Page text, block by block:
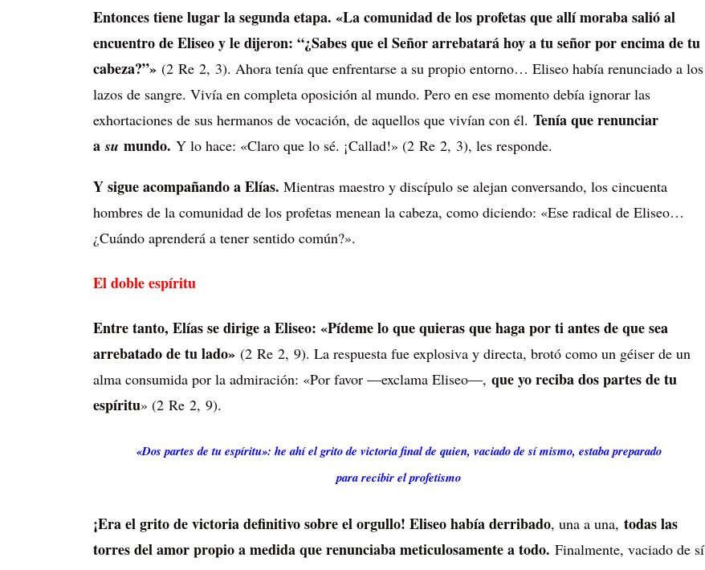
Entonces tiene lugar la segunda etapa. «La comunidad de los profetas que allí moraba salió al
encuentro de Eliseo y le dijeron: “¿Sabes que el Señor arrebatará hoy a tu señor por encima de tu
cabeza?”»(2 Re 2, 3). Ahora tenía que enfrentarse a su propio entorno… Eliseo había renunciado a los
lazos de sangre. Vivía en completa oposición al mundo. Pero en ese momento debía ignorar las
exhortaciones de sus hermanos de vocación, de aquellos que vivían con él. Tenía que renunciar
asu mundo. Y lo hace: «Claro que lo sé. ¡Callad!» (2 Re 2, 3), les responde.
Y sigue acompañando a Elías. Mientras maestro y discípulo se alejan conversando, los cincuenta
hombres de la comunidad de los profetas menean la cabeza, como diciendo: «Ese radical de Eliseo…
¿Cuándo aprenderá a tener sentido común?».
El doble espíritu
Entre tanto, Elías se dirige a Eliseo: «Pídeme lo que quieras que haga por ti antes de que sea
arrebatado de tu lado»(2 Re 2, 9). La respuesta fue explosiva y directa, brotó como un géiser de un
alma consumida por la admiración: «Por favor —exclama Eliseo—, que yo reciba dos partes de tu
espíritu» (2 Re 2, 9).
«Dos partes de tu espíritu»: he ahí el grito de victoria final de quien, vaciado de sí mismo, estaba preparado
para recibir el profetismo
¡Era el grito de victoria definitivo sobre el orgullo! Eliseo había derribado, una a una, todas las
torres del amor propio a medida que renunciaba meticulosamente a todo. Finalmente, vaciado de sí